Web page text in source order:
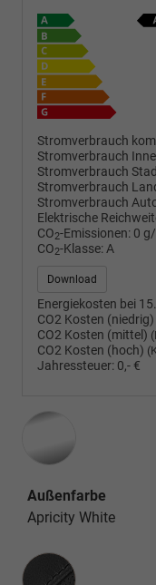
Stromverbrauch
Stromverbrauch
Stromverbrauch
Stromverbrauch
Stromverbrauch
Elektrische
CO2-Emissionen: 0
CO2-Klasse:A
Download
Energiekosten bei
CO2 Kosten (niedrig)
CO2 Kosten (mittel)
CO2 Kosten (hoch)
Jahressteuer: 0,- €
Außenfarbe
Apricity White
Innenausstattung